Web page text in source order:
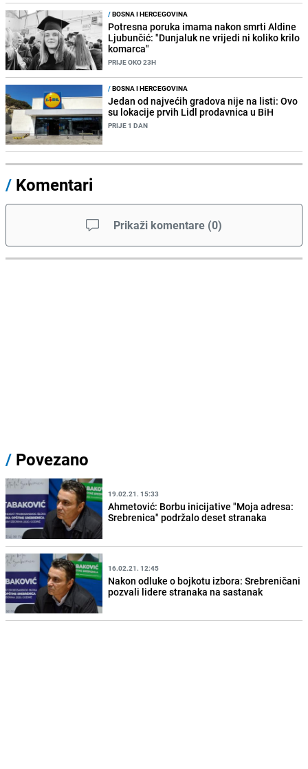
/BOSNA I HERCEGOVINA
Potresna poruka imama nakon smrti Aldine
Ljubunčić: "Dunjaluk ne vrijedi ni koliko krilo
komarca"
PRIJE OKO 23H
/BOSNA I HERCEGOVINA
Jedan od najvećih gradova nije na listi: Ovo
su lokacije prvih Lidl prodavnica u BiH
PRIJE 1 DAN
/ Komentari
Prikaži komentare (0)
/ Povezano
19.02.21. 15:33
Ahmetović: Borbu inicijative "Moja adresa:
Srebrenica" podržalo deset stranaka
16.02.21. 12:45
Nakon odluke o bojkotu izbora: Srebreničani
pozvali lidere stranaka na sastanak